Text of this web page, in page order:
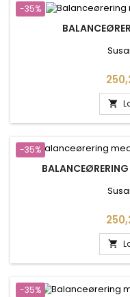
-35%
Pris

-35%
Pris

-35%